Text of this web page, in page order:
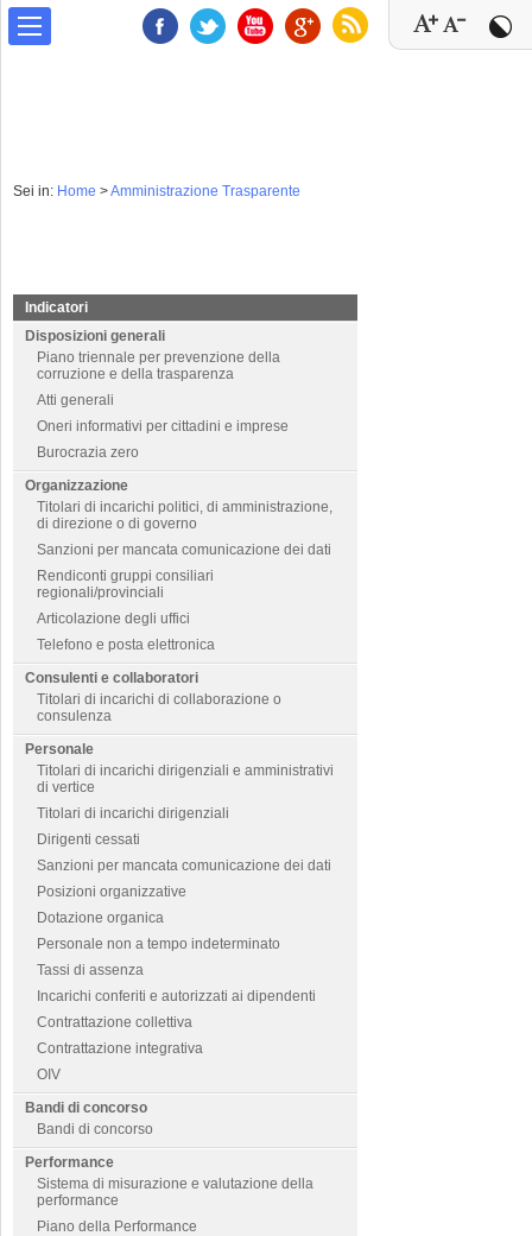
Sei in: Home >Amministrazione Trasparente
Indicatori
Disposizioni generali
Piano triennale per prevenzione della
corruzione e della trasparenza
Atti generali
Oneri informativi per cittadini e imprese
Burocrazia zero
Organizzazione
Titolari di incarichi politici, di amministrazione,
di direzione o di governo
Sanzioni per mancata comunicazione dei dati
Rendiconti gruppi consiliari
regionali/provinciali
Articolazione degli uffici
Telefono e posta elettronica
Consulenti e collaboratori
Titolari di incarichi di collaborazione o
consulenza
Personale
Titolari di incarichi dirigenziali e amministrativi
di vertice
Titolari di incarichi dirigenziali
Dirigenti cessati
Sanzioni per mancata comunicazione dei dati
Posizioni organizzative
Dotazione organica
Personale non a tempo indeterminato
Tassi di assenza
Incarichi conferiti e autorizzati ai dipendenti
Contrattazione collettiva
Contrattazione integrativa
OIV
Bandi di concorso
Bandi di concorso
Performance
Sistema di misurazione e valutazione della
performance
Piano della Performance